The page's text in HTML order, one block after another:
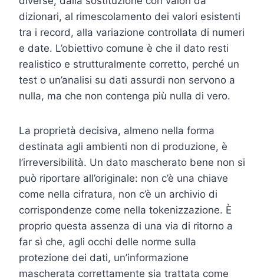
dizionari, al rimescolamento dei valori esistenti
tra i record, alla variazione controllata di numeri
e date. L’obiettivo comune è che il dato resti
realistico e strutturalmente corretto, perché un
test o un’analisi su dati assurdi non servono a
nulla, ma che non contenga più nulla di vero.
La proprietà decisiva, almeno nella forma
destinata agli ambienti non di produzione, è
l’irreversibilità. Un dato mascherato bene non si
può riportare all’originale: non c’è una chiave
come nella cifratura, non c’è un archivio di
corrispondenze come nella tokenizzazione. È
proprio questa assenza di una via di ritorno a
far sì che, agli occhi delle norme sulla
protezione dei dati, un’informazione
mascherata correttamente sia trattata come